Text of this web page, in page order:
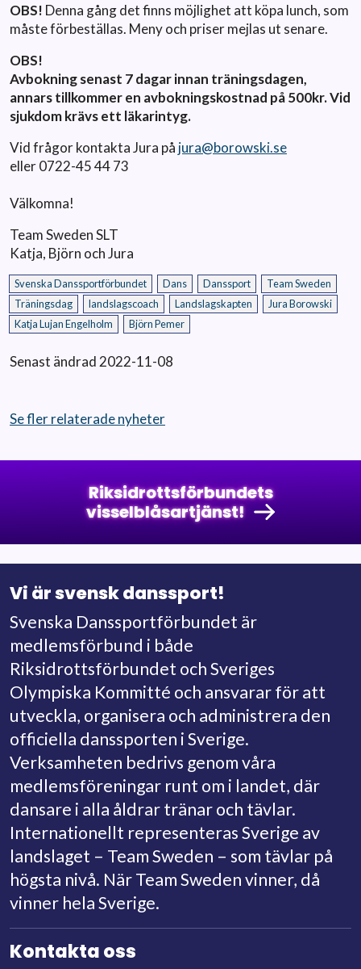
OBS! Denna gång det finns möjlighet att köpa lunch, som
måste förbeställas. Meny och priser mejlas ut senare.
OBS!
Avbokning senast 7 dagar innan träningsdagen,
annars tillkommer en avbokningskostnad på 500kr. Vid
sjukdom krävs ett läkarintyg.
Vid frågor kontakta Jura på jura@borowski.se
eller 0722-45 44 73
Välkomna!
Team Sweden SLT
Katja, Björn och Jura
Svenska Danssportförbundet Dans Danssport
Team Sweden
Träningsdag
landslagscoach Landslagskapten
Jura Borowski
Katja Lujan Engelholm
Björn Pemer
Senast ändrad 2022-11-08
Se fler relaterade nyheter
Riksidrottsförbundets
visselblåsartjänst!
Vi är svensk danssport!
Svenska Danssportförbundet är
medlemsförbund i både
Riksidrottsförbundet och Sveriges
Olympiska Kommitté och ansvarar för att
utveckla, organisera och administrera den
officiella danssporten i Sverige.
Verksamheten bedrivs genom våra
medlemsföreningar runt om i landet, där
dansare i alla åldrar tränar och tävlar.
Internationellt representeras Sverige av
landslaget – Team Sweden – som tävlar på
högsta nivå. När Team Sweden vinner, då
vinner hela Sverige.
Kontakta oss